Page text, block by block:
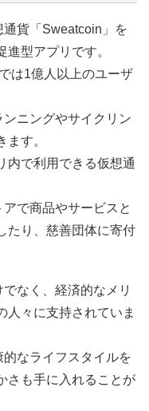
貨「Sweatcoin」を
型アプリです。
は1億人以上のユーザ
ニングやサイクリン
す。
内で利用できる仮想通
で商品やサービスと
たり、慈善団体に寄付
なく、経済的なメリ
人々に支持されていま
なライフスタイルを
さも手に入れることが